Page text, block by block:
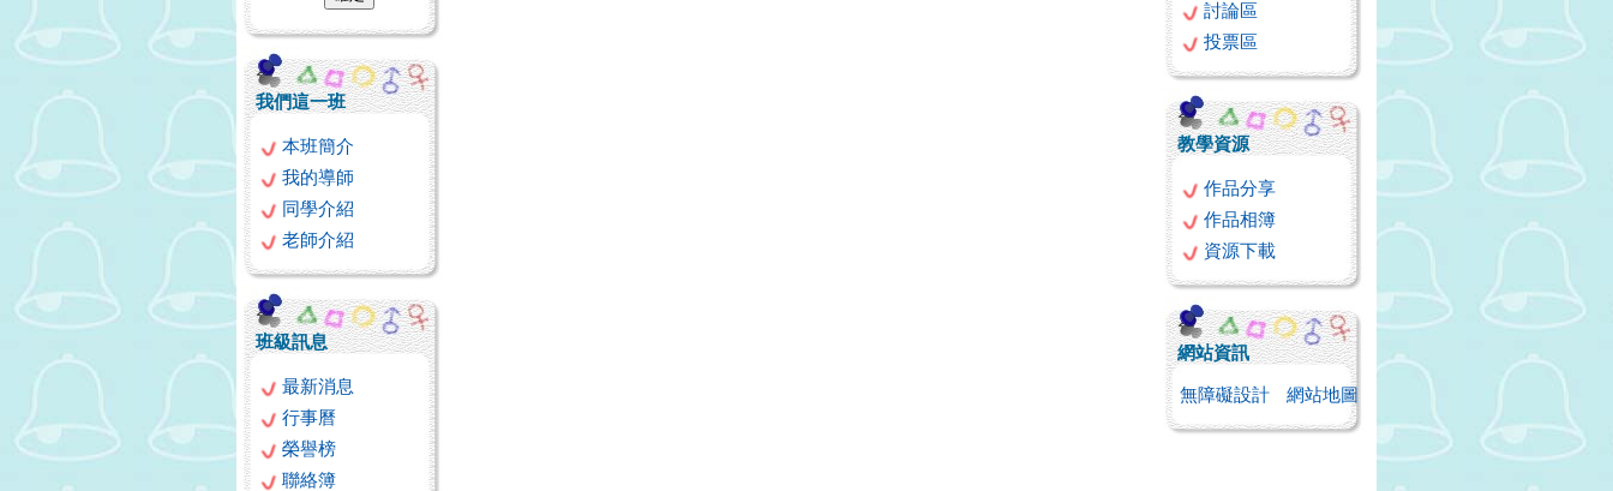
我們這一班
本班簡介
我的導師
同學介紹
老師介紹
班級訊息
最新消息
行事曆
榮譽榜
聯絡簿
討論區
投票區
教學資源
作品分享
作品相簿
資源下載
網站資訊
無障礙設計 網站地圖